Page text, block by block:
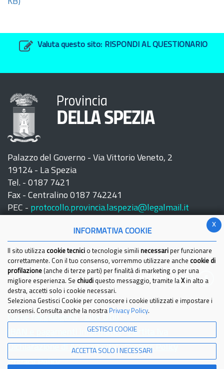
Valuta questo sito: RISPONDI AL QUESTIONARIO
Provincia
DELLA SPEZIA
Palazzo del Governo - Via Vittorio Veneto, 2
19124 - La Spezia
Tel. - 0187 7421
Fax - Centralino 0187 742241
PEC - protocollo.provincia.laspezia@legalmail.it
Seguici su:
IBAN e pagamenti informatici
Partita Iva
Dichiarazione di Accessibilita'
Cookies Policy
Privacy Policy
x
INFORMATIVA COOKIE
Il sito utilizza cookie tecnici o tecnologie simili necessari per funzionare
correttamente. Con il tuo consenso, vorremmo utilizzare anche cookie di
profilazione (anche di terze parti) per finalità di marketing o per una
migliore esperienza. Se chiudi questo messaggio, tramite la Xin alto a
destra, accetti solo i cookie necessari.
Seleziona Gestisci Cookie per conoscere i cookie utilizzati e impostare i
consensi. Consulta anche la nostra Privacy Policy.
GESTISCI COOKIE
ACCETTA SOLO I NECESSARI